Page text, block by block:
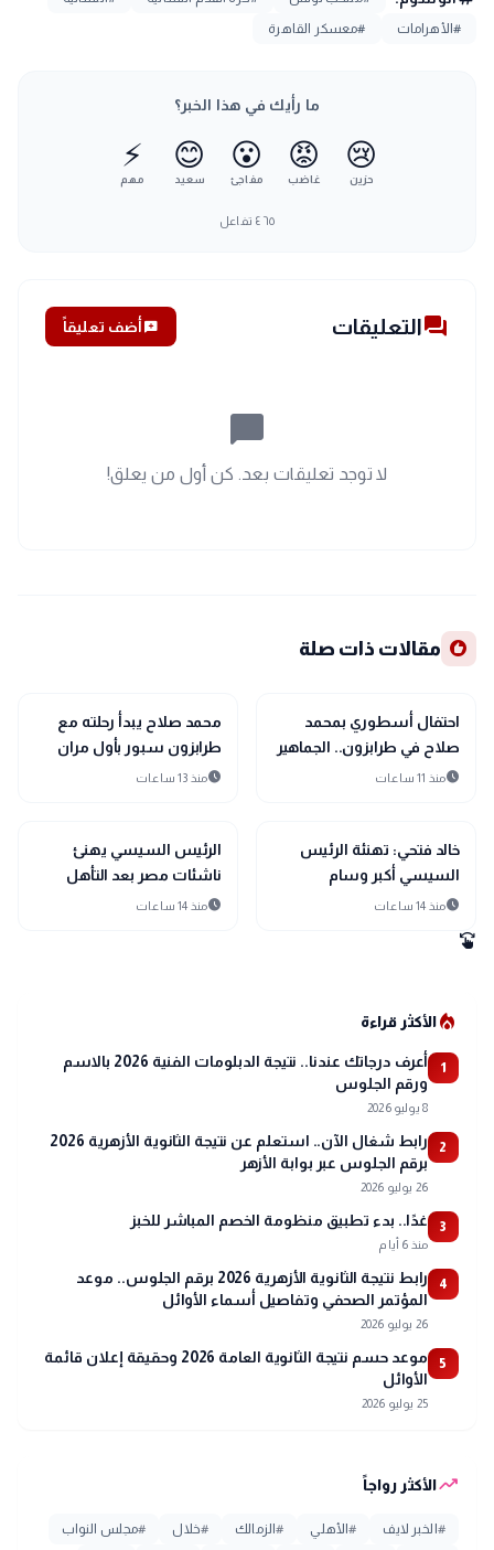
#الأهرامات
#معسكر القاهرة
ما رأيك في هذا الخبر؟
😢
حزين
😡
غاضب
😮
مفاجئ
😊
سعيد
⚡
مهم
٤٦٥ تفاعل
forumالتعليقات add_commentأضف تعليقاً
chat_bubble_outline
لا توجد تعليقات بعد. كن أول من يعلق!
recommend مقالات ذات صلة
sports_soccer
رياضة
احتفال أسطوري بمحمد
صلاح في طرابزون.. الجماهير
التركية تهتف باسم الفرعون
scheduleمنذ 11 ساعات
sports_soccer
محمد صلاح يبدأ رحلته مع
طرابزون سبور بأول مران
استعدادًا لانطلاق الدوري
scheduleمنذ 13 ساعات
sports_soccer
رياضة
خالد فتحي: تهنئة الرئيس
السيسي أكبر وسام
لناشئات اليد ودافع لمواصلة
scheduleمنذ 14 ساعات
sports_soccer
رياضة
الرئيس السيسي يهنئ
ناشئات مصر بعد التأهل
التاريخي إلى نصف نهائي
scheduleمنذ 14 ساعات
swipe
local_fire_departmentالأكثر قراءة
1
أعرف درجاتك عندنا.. نتيجة الدبلومات الفنية 2026 بالاسم
ورقم الجلوس
8 يوليو 2026
2
رابط شغال الآن.. استعلم عن نتيجة الثانوية الأزهرية 2026
برقم الجلوس عبر بوابة الأزهر
26 يوليو 2026
3 غدًا.. بدء تطبيق منظومة الخصم المباشر للخبز
منذ 6 أيام
4
رابط نتيجة الثانوية الأزهرية 2026 برقم الجلوس.. موعد
المؤتمر الصحفي وتفاصيل أسماء الأوائل
26 يوليو 2026
5
موعد حسم نتيجة الثانوية العامة 2026 وحقيقة إعلان قائمة
الأوائل
25 يوليو 2026
trending_upالأكثر رواجاً
#الخبر لايف #الأهلي #الزمالك #خلال #مجلس النواب